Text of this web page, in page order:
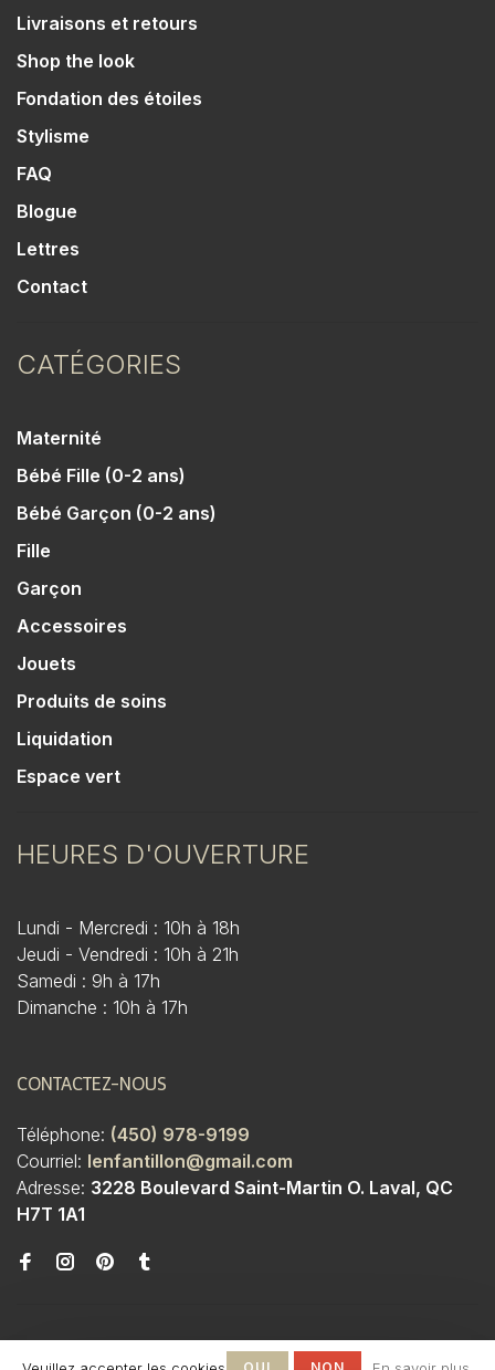
Livraisons et retours
Shop the look
Fondation des étoiles
Stylisme
FAQ
Blogue
Lettres
Contact
CATÉGORIES
Maternité
Bébé Fille (0-2 ans)
Bébé Garçon (0-2 ans)
Fille
Garçon
Accessoires
Jouets
Produits de soins
Liquidation
Espace vert
HEURES D'OUVERTURE
Lundi - Mercredi : 10h à 18h
Jeudi - Vendredi : 10h à 21h
Samedi : 9h à 17h
Dimanche : 10h à 17h
CONTACTEZ-NOUS
Téléphone: (450) 978-9199
Courriel: lenfantillon@gmail.com
Adresse: 3228 Boulevard Saint-Martin O. Laval, QC
H7T 1A1